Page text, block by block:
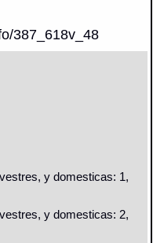
387_618v_48
y domesticas: 1,
y domesticas: 2,